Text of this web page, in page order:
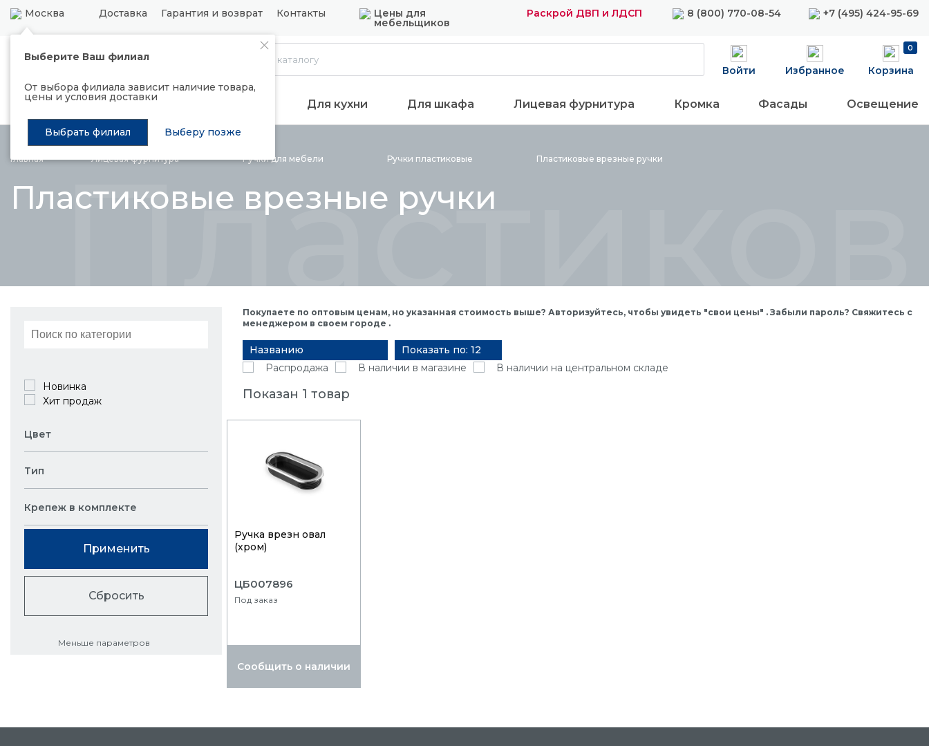
Москва Доставка Гарантия и возврат Контакты Цены для
мебельщиков
Раскрой ДВП и ЛДСП 8 (800) 770-08-54 +7 (495) 424-95-69
Выберите Ваш филиал
От выбора филиала зависит наличие товара,
цены и условия доставки
Выбрать филиал Выберу позже
Каталог
Войти Избранное
0
Корзина
Распродажа Подъемные механизмы Для кухни Для шкафа Лицевая фурнитура Кромка Фасады Освещение
Главная Лицеваяфурнитура Ручки для мебели Ручки пластиковые Пластиковые врезные ручки
Пластиковые врезные ручки
Новинка
Хит продаж
Цвет
Тип
Крепеж в комплекте
Применить
Сбросить
Меньше параметров
Покупаете по оптовым ценам, но указанная стоимость выше? Авторизуйтесь, чтобы увидеть "свои цены" . Забыли пароль? Свяжитесь с
менеджером в своем городе .
Названию
Показать по: 12
Распродажа
В наличии в магазине В наличии на центральном складе
Показан 1 товар
Ручка врезн овал
(хром)
ЦБ007896
Под заказ
Сообщить о наличии